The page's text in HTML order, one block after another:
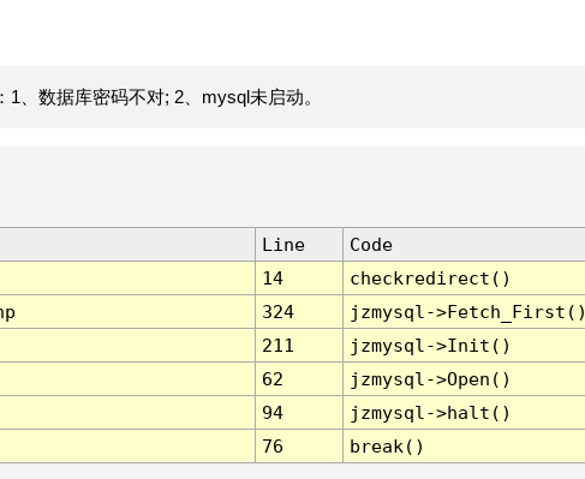
、数据库密码不对; 2、mysql未启动。
Line
Code
14
checkredirect()
324
jzmysql-
211
jzmysql->Init()
62
jzmysql->Open()
94
jzmysql->halt()
76 break()